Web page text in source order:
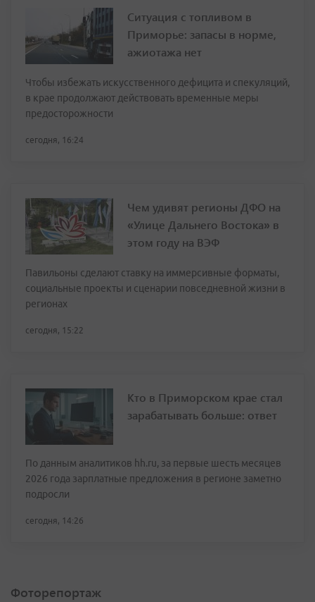
Ситуация с топливом в
Приморье: запасы в норме,
ажиотажа нет
Чтобы избежать искусственного дефицита и спекуляций,
в крае продолжают действовать временные меры
предосторожности
сегодня, 16:24
Чем удивят регионы ДФО на
«Улице Дальнего Востока» в
этом году на ВЭФ
Павильоны сделают ставку на иммерсивные форматы,
социальные проекты и сценарии повседневной жизни в
регионах
сегодня, 15:22
Кто в Приморском крае стал
зарабатывать больше: ответ
По данным аналитиков hh.ru, за первые шесть месяцев
2026 года зарплатные предложения в регионе заметно
подросли
сегодня, 14:26
Фоторепортаж